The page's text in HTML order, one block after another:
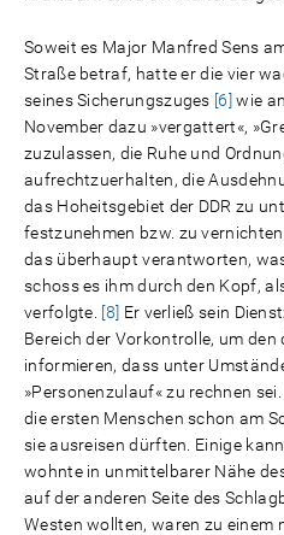
Soweit es Major Manfred Sens
Straße betraf, hatte er die vier
seines Sicherungszuges [6] wie
November dazu »vergattert«,
zuzulassen, die Ruhe und
aufrechtzuerhalten, die
das Hoheitsgebiet der DDR zu
festzunehmen bzw. zu
das überhaupt verantworten,
schoss es ihm durch den Kopf,
verfolgte. [8] Er verließ sein
Bereich der Vorkontrolle, um den
informieren, dass unter
»Personenzulauf« zu rechnen
die ersten Menschen schon am
sie ausreisen dürften. Einige
wohnte in unmittelbarer Nähe
auf der anderen Seite des
Westen wollten, waren zu einem